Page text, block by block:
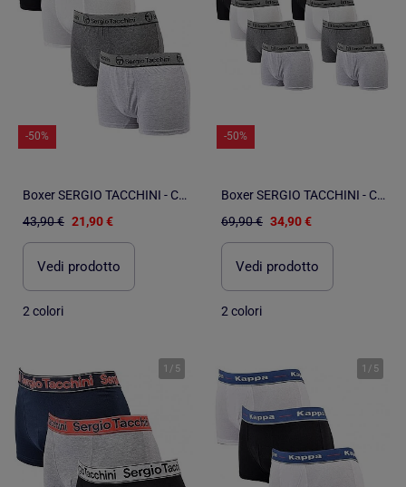
-50%
Boxer SERGIO TACCHINI - Confezione da 4
43,90 € 21,90 €
Vedi prodotto
2 colori
-50%
Boxer SERGIO TACCHINI - Confezione da 8
69,90 € 34,90 €
Vedi prodotto
2 colori
1 / 5 1 / 5